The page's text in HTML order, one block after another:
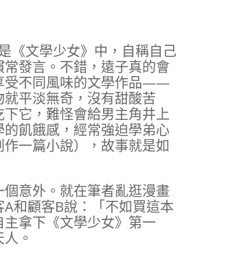
《文學少女》中，自稱自己
發言。不錯，遠子真的會
受不同風味的文學作品——
平淡無奇，沒有甜酸苦
它，難怪會給男主角井上
飢餓感，經常強迫學弟心
一篇小說），故事就是如
意外。就在筆者亂逛漫畫
和顧客B說：「不如買這本
拿下《文學少女》第一
。